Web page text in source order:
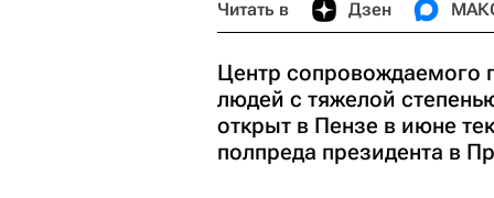
Читать в Дзен
Центр сопровождаемого
людей с тяжелой
открыт в Пензе в июне
полпреда президента в